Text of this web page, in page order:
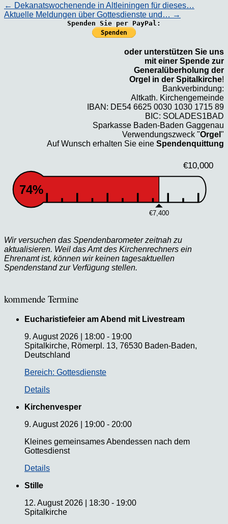
← Dekanatswochenende in Altleiningen für dieses…
Aktuelle Meldungen über Gottesdienste und… →
Spenden Sie per PayPal:
oder unterstützen Sie uns
mit einer Spende zur
Generalüberholung der
Orgel in der Spitalkirche!
Bankverbindung:
Altkath. Kirchengemeinde
IBAN: DE54 6625 0030 1030 1715 89
BIC: SOLADES1BAD
Sparkasse Baden-Baden Gaggenau
Verwendungszweck "Orgel "
Auf Wunsch erhalten Sie eine Spendenquittung
€10,000
€7,400
74%
Wir versuchen das Spendenbarometer zeitnah zu
aktualisieren. Weil das Amt des Kirchenrechners ein
Ehrenamt ist, können wir keinen tagesaktuellen
Spendenstand zur Verfügung stellen.
kommende Termine
Eucharistiefeier am Abend mit Livestream
9. August 2026
18:00 - 19:00
Spitalkirche, Römerpl. 13, 76530 Baden-Baden,
Deutschland
Bereich: Gottesdienste
Details
Kirchenvesper
9. August 2026
19:00 - 20:00
Kleines gemeinsames Abendessen nach dem
Gottesdienst
Details
Stille
12. August 2026
18:30 - 19:00
Spitalkirche